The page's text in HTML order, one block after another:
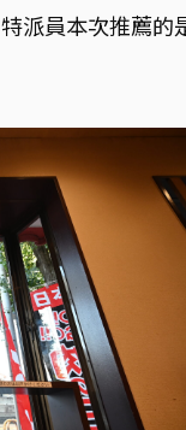
特派員本次推薦的